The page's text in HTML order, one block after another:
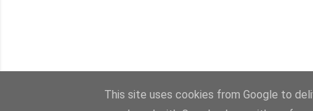
This site uses cookies from Google to